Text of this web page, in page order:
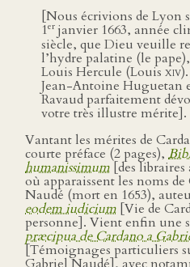
[Nous écrivions de Lyon
1er janvier 1663, année
siècle, que Dieu veuille
l’hydre palatine (le
Louis Hercule (Louis xiv
Jean-Antoine Huguetan
Ravaud parfaitement
votre très illustre mérite].
Vantant les mérites de
courte préface (2 pages),
humanissimum[des
où apparaissent les noms
Naudé (mort en 1653),
eodem iudicium [Vie de
personne]. Vient enfin une
præcipua de Cardano a
[Témoignages particuliers